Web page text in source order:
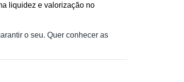
liquidez e valorização no
o seu. Quer conhecer as